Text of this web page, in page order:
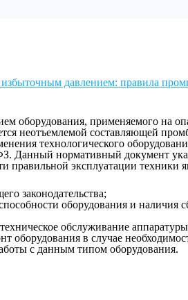
давлением: правила
оборудования, применяемого на
неотъемлемой составляющей
технологического
Данный нормативный документ
правильной эксплуатации техники
законодательства;
оборудования и наличия
обслуживание
оборудования в случае
с данным типом оборудования.